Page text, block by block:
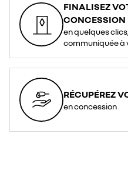
FINALISEZ
CONCESSION
en quelques
communiquée à
RÉCUPÉREZ
en concession